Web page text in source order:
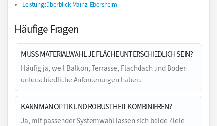
Leistungsüberblick Mainz-Ebersheim
Häufige Fragen
MUSS MATERIALWAHL JE FLÄCHE UNTERSCHIEDLICH SEIN?
Häufig ja, weil Balkon, Terrasse, Flachdach und Boden
unterschiedliche Anforderungen haben.
KANN MAN OPTIK UND ROBUSTHEIT KOMBINIEREN?
Ja, mit passender Systemwahl lassen sich beide Ziele